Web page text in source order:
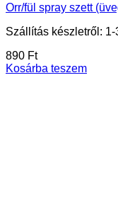
Orr/fül spray szett
Szállítás készletről:
890 Ft
Kosárba teszem